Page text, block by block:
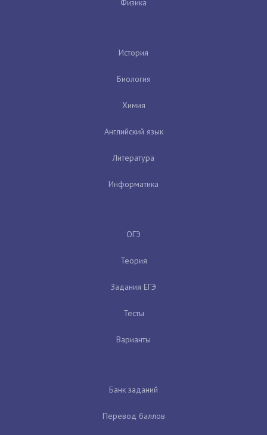
Физика
История
Биология
Химия
Английский язык
Литература
Информатика
ОГЭ
Теория
Задания ЕГЭ
Тесты
Варианты
Банк заданий
Перевод баллов